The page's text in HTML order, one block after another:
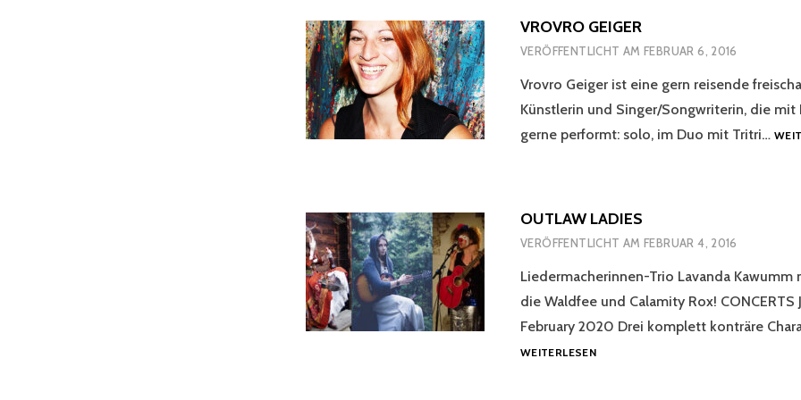
VROVRO GEIGER
VERÖFFENTLICHT AMFEBRUAR 6, 2016
Vrovro Geiger ist eine gern reisende
Künstlerin und Singer/Songwriterin, die mit
gerne performt: solo, im Duo mit Tritri…
OUTLAW LADIES
VERÖFFENTLICHT AMFEBRUAR 4, 2016
Liedermacherinnen-Trio Lavanda Kawumm
die Waldfee und Calamity Rox! CONCERTS
February 2020 Drei komplett konträre
WEITERLESENOUTLAW